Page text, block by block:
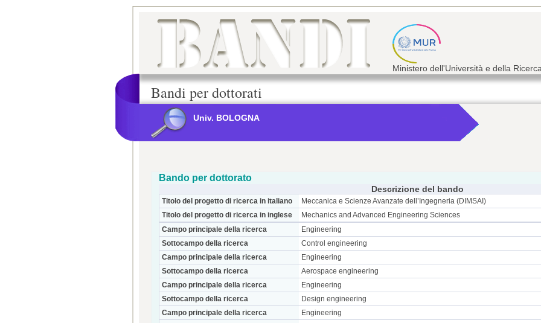
Ministero dell'Università e della Ricerca
Bandi per dottorati
Univ. BOLOGNA
Bando per dottorato
Descrizione del bando
Titolo del progetto di ricerca in italiano
Meccanica e Scienze Avanzate dell’Ingegneria (DIMSAI)
Titolo del progetto di ricerca in inglese
Mechanics and Advanced Engineering Sciences
Campo principale della ricerca
Engineering
Sottocampo della ricerca
Control engineering
Campo principale della ricerca
Engineering
Sottocampo della ricerca
Aerospace engineering
Campo principale della ricerca
Engineering
Sottocampo della ricerca
Design engineering
Campo principale della ricerca
Engineering